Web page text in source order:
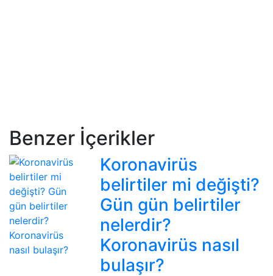
Benzer İçerikler
Koronavirüs
belirtiler mi değişti?
Gün gün belirtiler
nelerdir?
Koronavirüs nasıl
bulaşır?